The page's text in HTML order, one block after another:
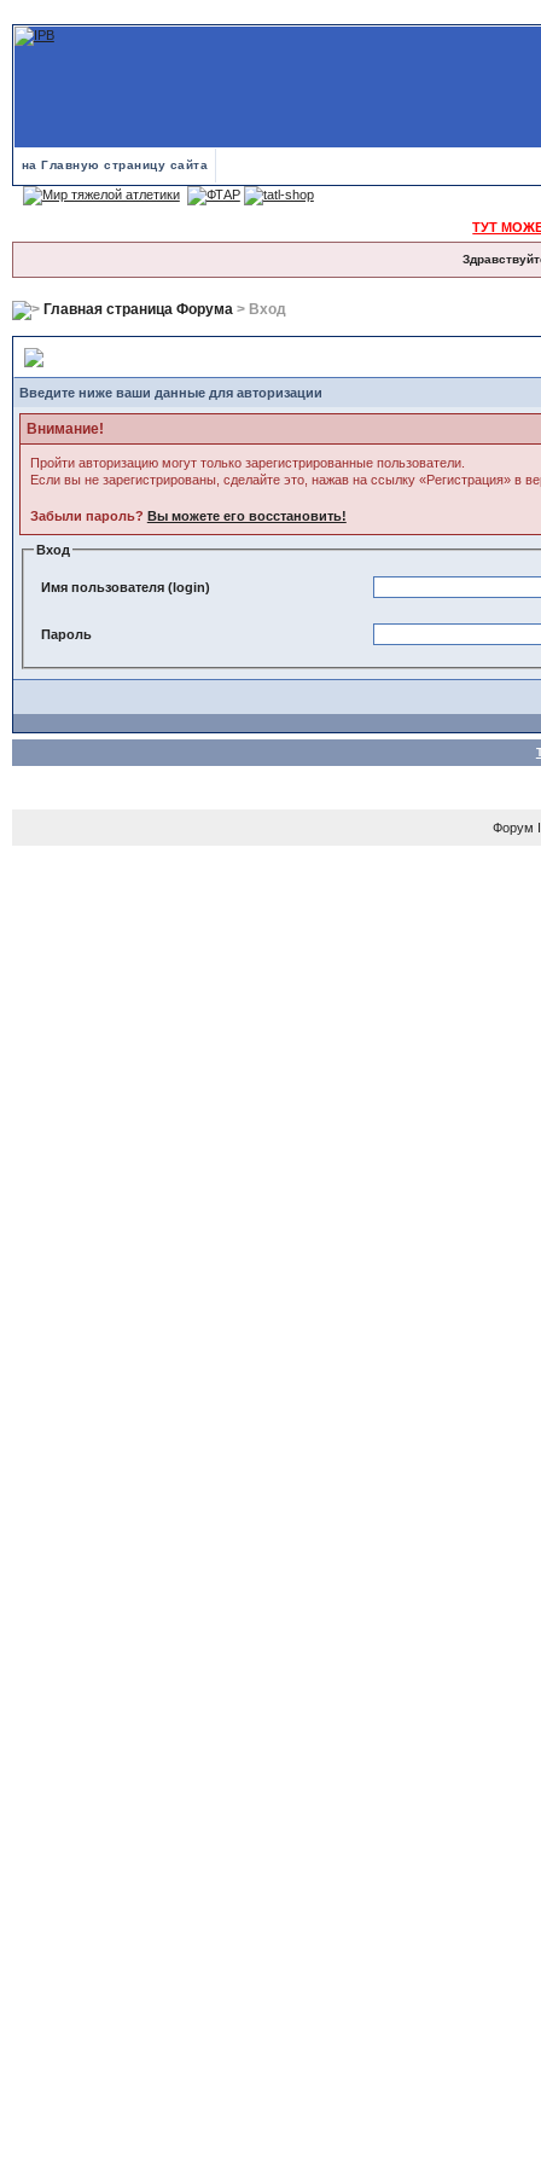
на Главную страницу сайта
ТУТ
Главная страница Форума> Вход
Введите ниже ваши данные для авторизации
Внимание!
Пройти авторизацию могут только зарегистрированные пользователи.
Если вы не зарегистрированы, сделайте это, нажав на ссылку «Регистрация» в
Забыли пароль? Вы можете его восстановить!
Вход
Имя пользователя (login)
Пароль
Форум